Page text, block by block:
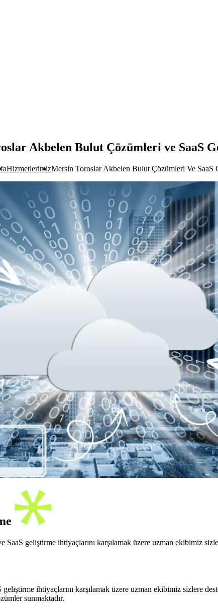
Akbelen Bulut Çözümleri ve SaaS
HizmetlerimizMersin Toroslar Akbelen Bulut Çözümleri Ve SaaS
geliştirme ihtiyaçlarını karşılamak üzere uzman ekibimiz
ihtiyaçlarını karşılamak üzere uzman ekibimiz sizlere
sunmaktadır.